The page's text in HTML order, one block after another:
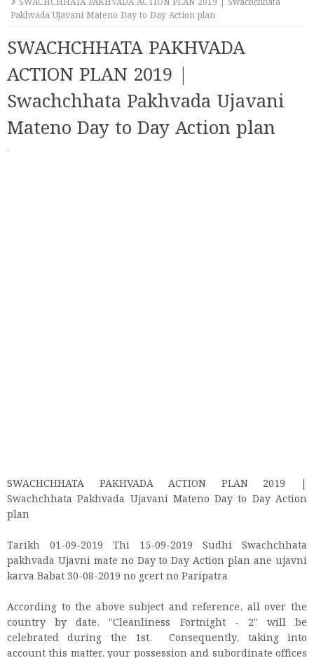
SWACHCHHATA PAKHVADA ACTION PLAN 2019 | Swachchhata
Pakhvada Ujavani Mateno Day to Day Action plan
SWACHCHHATA PAKHVADA
ACTION PLAN 2019 |
Swachchhata Pakhvada Ujavani
Mateno Day to Day Action plan
·
SWACHCHHATA PAKHVADA ACTION PLAN 2019 |
Swachchhata Pakhvada Ujavani Mateno Day to Day Action
plan
Tarikh 01-09-2019 Thi 15-09-2019 Sudhi Swachchhata
pakhvada Ujavni mate no Day to Day Action plan ane ujavni
karva Babat 30-08-2019 no gcert no Paripatra
According to the above subject and reference, all over the
country by date. "Cleanliness Fortnight - 2" will be
celebrated during the 1st. Consequently, taking into
account this matter, your possession and subordinate offices